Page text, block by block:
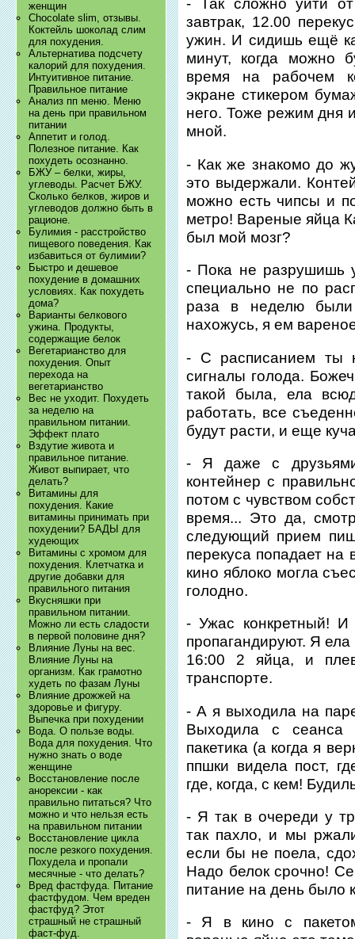
женщин
Chocolate slim, отзывы.
Коктейль шоколад слим
для похудения.
Альтернатива подсчету
калорий для похудения.
Интуитивное питание.
Правильное питание
Анализ пп меню. Меню
на день при правильном
питании
Аппетит и голод.
Полезное питание. Как
похудеть осознанно.
БЖУ – белки, жиры,
углеводы. Расчет БЖУ.
Сколько белков, жиров и
углеводов должно быть в
рационе.
Булимия - расстройство
пищевого поведения. Как
избавиться от булимии?
Быстро и дешевое
похудение в домашних
условиях. Как похудеть
дома?
Варианты белкового
ужина. Продукты,
содержащие белок
Вегетарианство для
похудения. Опыт
перехода на
вегетарианство
Вес не уходит. Похудеть
за неделю на
правильном питании.
Эффект плато
Вздутие живота и
правильное питание.
Живот выпирает, что
делать?
Витамины для
похудения. Какие
витамины принимать при
похудении? БАДЫ для
худеющих
Витамины с хромом для
похудения. Клетчатка и
другие добавки для
правильного питания
Вкусняшки при
правильном питании.
Можно ли есть сладости
в первой половине дня?
Влияние Луны на вес.
Влияние Луны на
организм. Как грамотно
худеть по фазам Луны
Влияние дрожжей на
здоровье и фигуру.
Выпечка при похудении
Вода. О пользе воды.
Вода для похудения. Что
нужно знать о воде
женщине
Восстановление после
анорексии - как
правильно питаться? Что
можно и что нельзя есть
на правильном питании
Восстановление цикла
после резкого похудения.
Похудела и пропали
месячные - что делать?
Вред фастфуда. Питание
фастфудом. Чем вреден
фастфуд? Этот
страшный не страшный
фаст-фуд.
- Так сложно уйти
завтрак, 12.00
ужин. И сидишь ещё
минут, когда можно
время на рабочем
экране стикером
него. Тоже режим дня
мной.
- Как же знакомо до
это выдержали.
можно есть чипсы и
метро! Вареные яйца
был мой мозг?
- Пока не разрушишь
специально не по
раза в неделю
нахожусь, я ем
- С расписанием ты
сигналы голода.
такой была, ела
работать, все
будут расти, и еще
- Я даже с
контейнер с
потом с чувством
время... Это да,
следующий прием
перекуса попадает на
кино яблоко могла
голодно.
- Ужас конкретный! И
пропагандируют. Я
16:00 2 яйца, и
транспорте.
- А я выходила на
Выходила с сеанса
пакетика (а когда я
ппшки видела пост,
где, когда, с кем!
- Я так в очереди у
так пахло, и мы
если бы не поела,
Надо белок срочно!
питание на день было
- Я в кино с